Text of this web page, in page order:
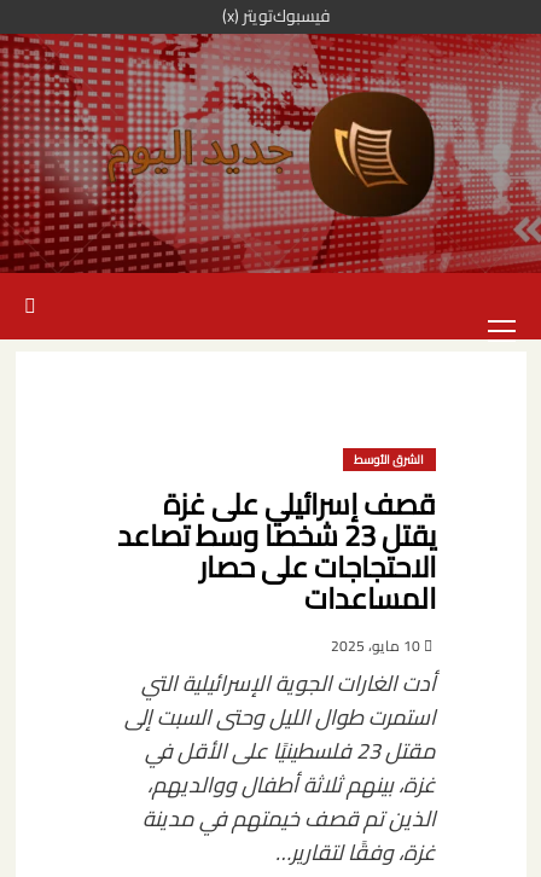
إلى
المحتوى
فيسبوكتويتر (x)
الرئيسية
الشرق الأوسط
قصف إسرائيلي على غزة
يقتل 23 شخصا وسط تصاعد
الاحتجاجات على حصار
المساعدات
10 مايو، 2025
أدت الغارات الجوية الإسرائيلية التي
استمرت طوال الليل وحتى السبت إلى
مقتل 23 فلسطينيًا على الأقل في
غزة، بينهم ثلاثة أطفال ووالديهم،
الذين تم قصف خيمتهم في مدينة
غزة، وفقًا لتقارير…